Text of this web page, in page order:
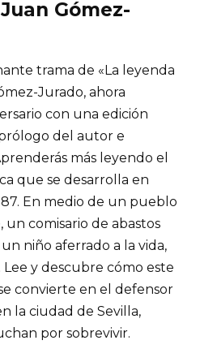
Gómez-
trama de «La leyenda
Jurado, ahora
con una edición
del autor e
más leyendo el
que se desarrolla en
En medio de un pueblo
comisario de abastos
niño aferrado a la vida,
y descubre cómo este
convierte en el defensor
la ciudad de Sevilla,
por sobrevivir.